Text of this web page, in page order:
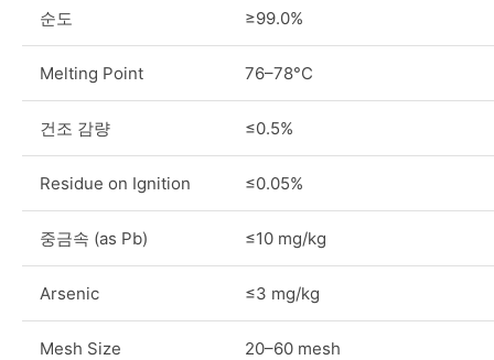
순도 ≥99.0%
Melting Point 76–78°C
건조 감량 ≤0.5%
Residue on Ignition ≤0.05%
중금속 (as Pb) ≤10 mg/kg
Arsenic ≤3 mg/kg
Mesh Size 20–60 mesh